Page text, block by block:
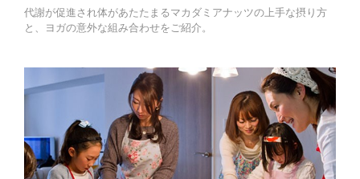
代謝が促進され体があたたまるマカダミアナッツの上手な摂り方
と、ヨガの意外な組み合わせをご紹介。